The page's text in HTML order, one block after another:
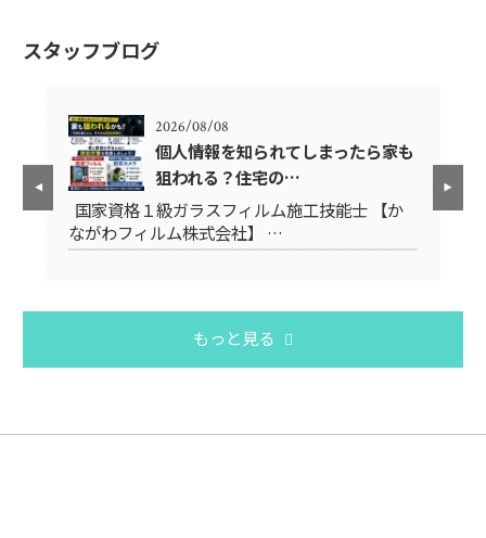
スタッフブログ
2026/08/08
個人情報を知られてしまったら家も
狙われる？住宅の…
国家資格１級ガラスフィルム施工技能士 【か
ながわフィルム株式会社】 …
もっと見る